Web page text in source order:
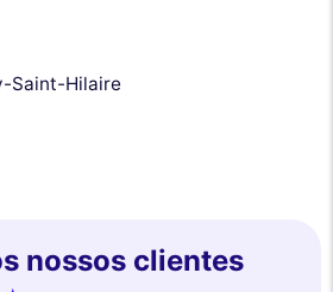
Saint-Hilaire
nossos clientes